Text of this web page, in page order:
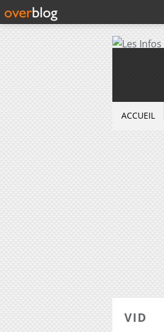
ACCUEIL
VID